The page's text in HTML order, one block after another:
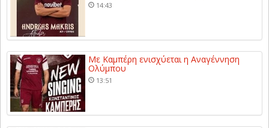
14:43
Με Καμπέρη ενισχύεται η Αναγέννηση
Ολύμπου
13:51